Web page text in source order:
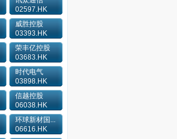
02597.HK
威胜控股
03393.HK
荣丰亿控股
03683.HK
时代电气
03898.HK
信越控股
06038.HK
环球新材国...
06616.HK